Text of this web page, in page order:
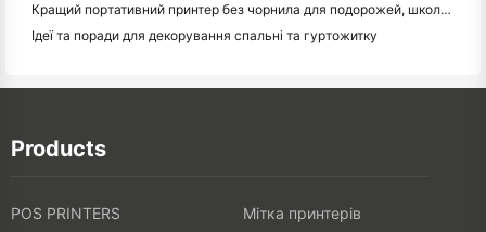
Кращий портативний принтер без чорнила для подорожей, школи та мобільної роботи: огляд Hanin MT620 Pro
Ідеї та поради для декорування спальні та гуртожитку
Products
POS PRINTERS
Мітка принтерів